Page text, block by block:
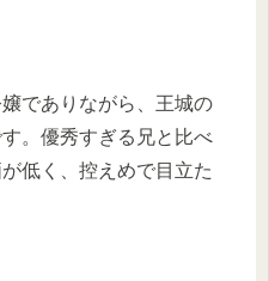
でありながら、王城の
。優秀すぎる兄と比べ
低く、控えめで目立た